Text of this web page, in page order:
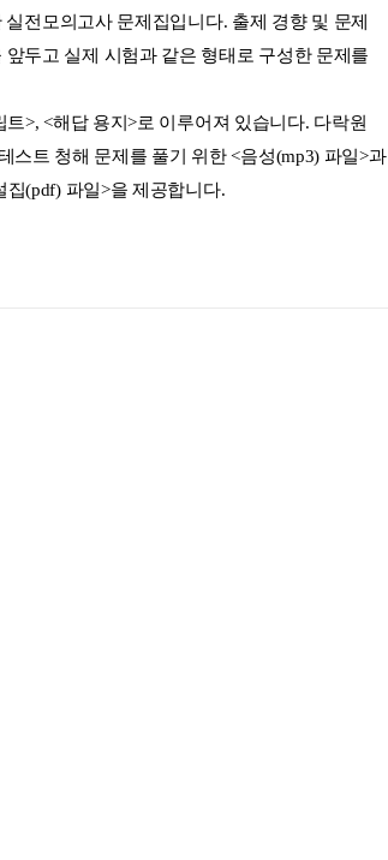
전모의고사 문제집입니다. 출제 경향 및 문제
두고 실제 시험과 같은 형태로 구성한 문제를
>, <해답 용지>로 이루어져 있습니다. 다락원
스트 청해 문제를 풀기 위한 <음성(mp3) 파일>과
집(pdf) 파일>을 제공합니다.